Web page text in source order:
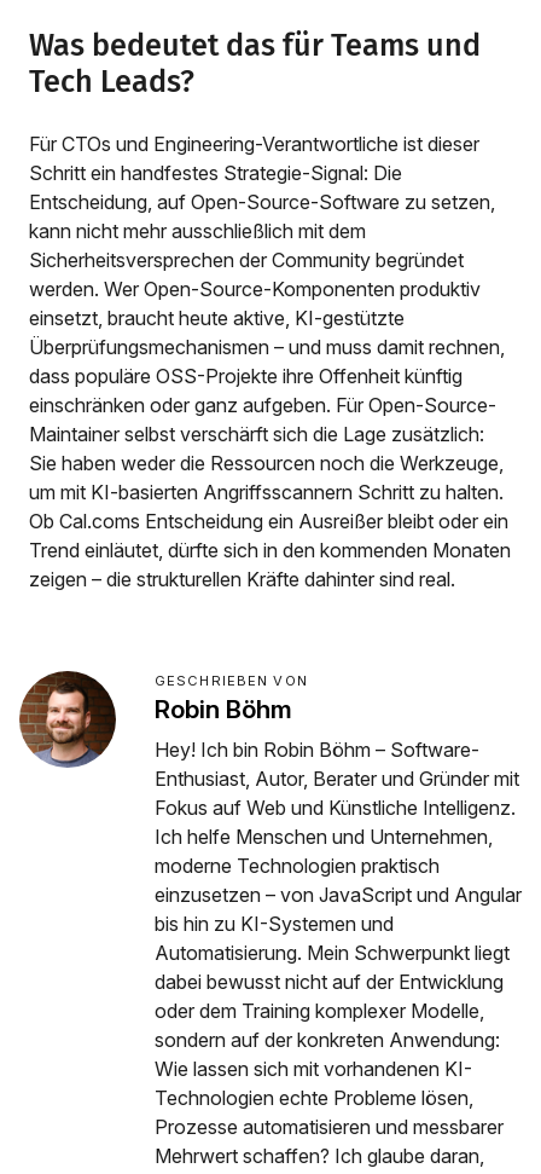
Was bedeutet das für Teams und
Tech Leads?
Für CTOs und Engineering-Verantwortliche ist dieser
Schritt ein handfestes Strategie-Signal: Die
Entscheidung, auf Open-Source-Software zu setzen,
kann nicht mehr ausschließlich mit dem
Sicherheitsversprechen der Community begründet
werden. Wer Open-Source-Komponenten produktiv
einsetzt, braucht heute aktive, KI-gestützte
Überprüfungsmechanismen – und muss damit rechnen,
dass populäre OSS-Projekte ihre Offenheit künftig
einschränken oder ganz aufgeben. Für Open-Source-
Maintainer selbst verschärft sich die Lage zusätzlich:
Sie haben weder die Ressourcen noch die Werkzeuge,
um mit KI-basierten Angriffsscannern Schritt zu halten.
Ob Cal.coms Entscheidung ein Ausreißer bleibt oder ein
Trend einläutet, dürfte sich in den kommenden Monaten
zeigen – die strukturellen Kräfte dahinter sind real.
GESCHRIEBEN VON
Robin Böhm
Hey! Ich bin Robin Böhm – Software-
Enthusiast, Autor, Berater und Gründer mit
Fokus auf Web und Künstliche Intelligenz.
Ich helfe Menschen und Unternehmen,
moderne Technologien praktisch
einzusetzen – von JavaScript und Angular
bis hin zu KI-Systemen und
Automatisierung. Mein Schwerpunkt liegt
dabei bewusst nicht auf der Entwicklung
oder dem Training komplexer Modelle,
sondern auf der konkreten Anwendung:
Wie lassen sich mit vorhandenen KI-
Technologien echte Probleme lösen,
Prozesse automatisieren und messbarer
Mehrwert schaffen? Ich glaube daran,